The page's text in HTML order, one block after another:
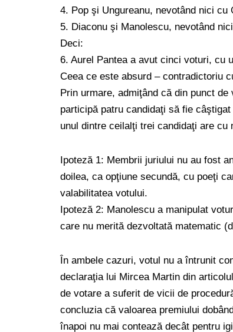
4. Pop şi Ungureanu, nevotând nici
5. Diaconu şi Manolescu, nevotând
Deci:
6. Aurel Pantea a avut cinci voturi, cu
Ceea ce este absurd – contradictoriu
Prin urmare, admiţând că din punct
participă patru candidaţi să fie
unul dintre ceilalţi trei candidaţi are
Ipoteză 1: Membrii juriului nu au fost
doilea, ca opţiune secundă, cu poeţi
valabilitatea votului.
Ipoteză 2: Manolescu a manipulat
care nu merită dezvoltată matematic
În ambele cazuri, votul nu a întrunit
declaraţia lui Mircea Martin din
de votare a suferit de vicii de
concluzia că valoarea premiului
înapoi nu mai contează decât pentru